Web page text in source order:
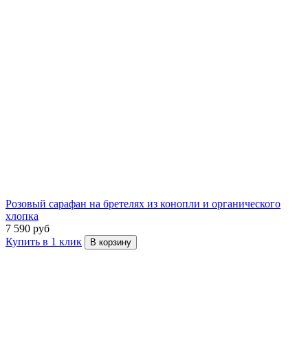
Розовый сарафан на бретелях из конопли и органического
хлопка
7 590 руб
Купить в 1 клик
В корзину